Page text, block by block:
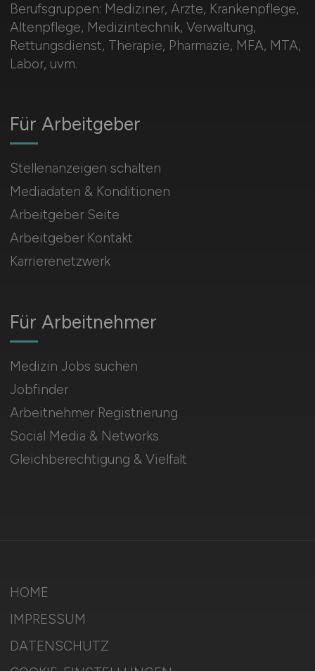
Berufsgruppen: Mediziner, Ärzte, Krankenpflege,
Altenpflege, Medizintechnik, Verwaltung,
Rettungsdienst, Therapie, Pharmazie, MFA, MTA,
Labor, uvm.
Für Arbeitnehmer
Medizin Jobs suchen
Jobfinder
Arbeitnehmer Registrierung
Social Media & Networks
Gleichberechtigung & Vielfalt
Für Arbeitgeber
Stellenanzeigen schalten
Mediadaten & Konditionen
Arbeitgeber Seite
Arbeitgeber Kontakt
Karrierenetzwerk
HOME
IMPRESSUM
DATENSCHUTZ